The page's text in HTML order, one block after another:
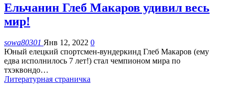
Ельчанин Глеб Макаров удивил весь
мир!
sowa80301 Янв 12, 2022 0
Юный елецкий спортсмен-вундеркинд Глеб Макаров (ему
едва исполнилось 7 лет!) стал чемпионом мира по
тхэквондо…
Литературная страничка